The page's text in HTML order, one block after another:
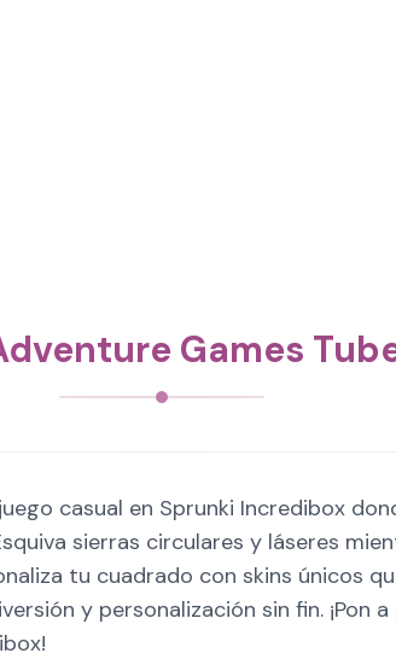
Games
casual en Sprunki Incredibox
sierras circulares y láseres
tu cuadrado con skins únicos
y personalización sin fin.